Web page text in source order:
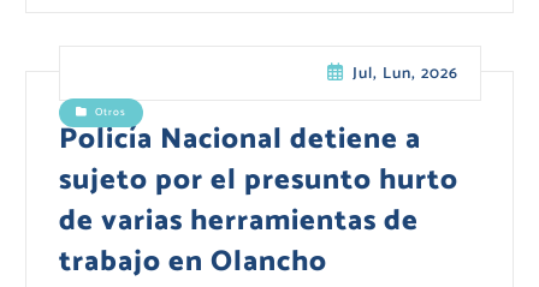
Jul, Lun, 2026
Otros
Policía Nacional detiene a
sujeto por el presunto hurto
de varias herramientas de
trabajo en Olancho